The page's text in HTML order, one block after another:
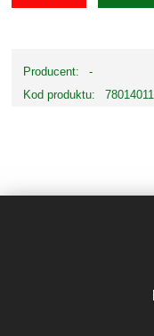
Producent:
-
Kod produktu:
78014011